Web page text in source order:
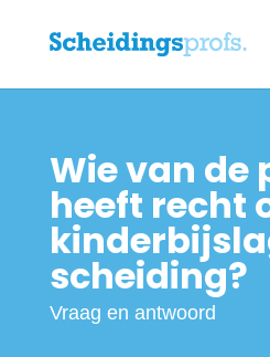
Wie van de
heeft recht
scheiding?
Vraag en antwoord